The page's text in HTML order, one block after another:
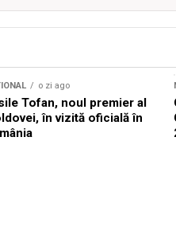
o zi ago
Tofan, noul premier al
în vizită oficială în